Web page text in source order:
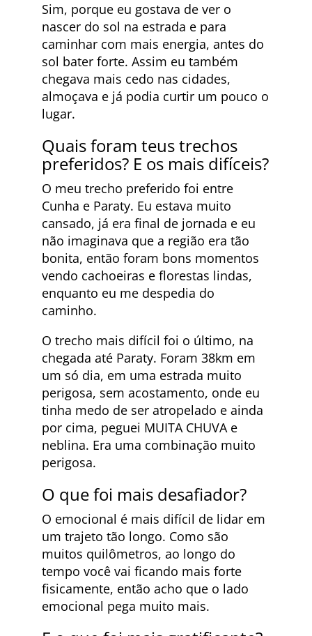
Sim, porque eu gostava de ver o
nascer do sol na estrada e para
caminhar com mais energia, antes do
sol bater forte. Assim eu também
chegava mais cedo nas cidades,
almoçava e já podia curtir um pouco o
lugar.
Quais foram teus trechos
preferidos? E os mais difíceis?
O meu trecho preferido foi entre
Cunha e Paraty. Eu estava muito
cansado, já era final de jornada e eu
não imaginava que a região era tão
bonita, então foram bons momentos
vendo cachoeiras e florestas lindas,
enquanto eu me despedia do
caminho.
O trecho mais difícil foi o último, na
chegada até Paraty. Foram 38km em
um só dia, em uma estrada muito
perigosa, sem acostamento, onde eu
tinha medo de ser atropelado e ainda
por cima, peguei MUITA CHUVA e
neblina. Era uma combinação muito
perigosa.
O que foi mais desafiador?
O emocional é mais difícil de lidar em
um trajeto tão longo. Como são
muitos quilômetros, ao longo do
tempo você vai ficando mais forte
fisicamente, então acho que o lado
emocional pega muito mais.